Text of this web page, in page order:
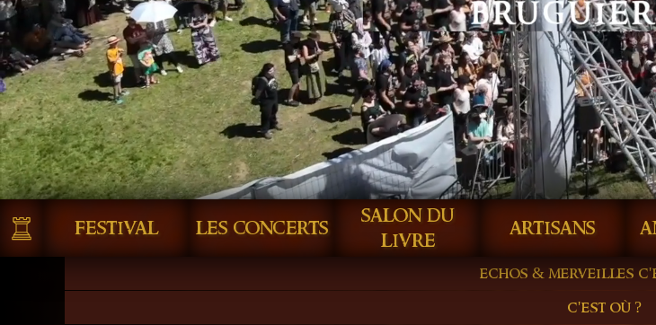
festival les concerts
salon du
livre
artisans
echos & merveilles
un grand festival des cultures de l'imaginaire,
c'est où ?